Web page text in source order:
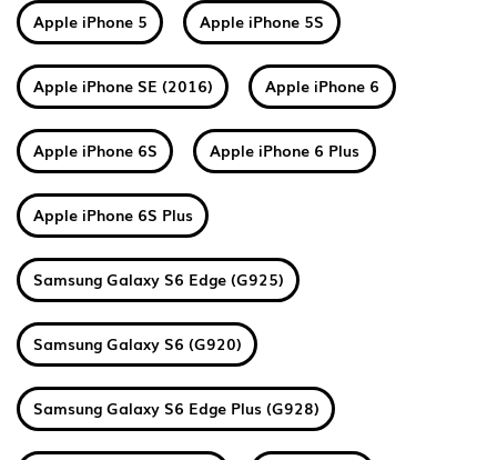
Apple iPhone 5 Apple iPhone 5S
Apple iPhone SE (2016) Apple iPhone 6
Apple iPhone 6S Apple iPhone 6 Plus
Apple iPhone 6S Plus
Samsung Galaxy S6 Edge (G925)
Samsung Galaxy S6 (G920)
Samsung Galaxy S6 Edge Plus (G928)